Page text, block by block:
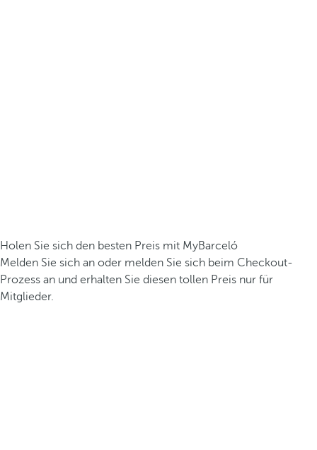
Holen Sie sich den besten Preis mit MyBarceló
Melden Sie sich an oder melden Sie sich beim Checkout-
Prozess an und erhalten Sie diesen tollen Preis nur für
Mitglieder.